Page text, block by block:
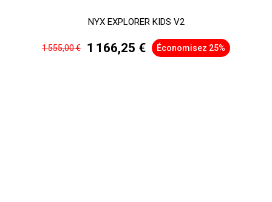
NYX EXPLORER KIDS V2
1 555,00 € 1 166,25 € Économisez 25%